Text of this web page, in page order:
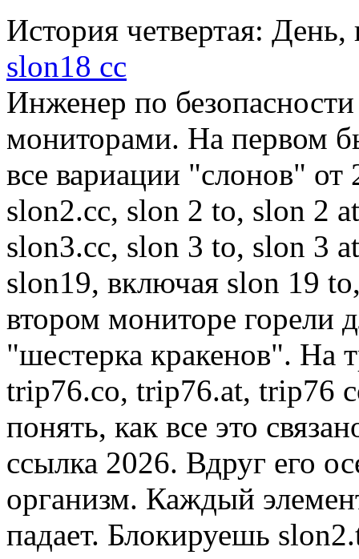
История четвертая: День,
slon18 cc
Инженер по
мониторами. На первом
все вариации "слонов"
slon2.cc, slon 2 to, slon 2
slon3.cc, slon 3 to, slon 3
slon19, включая slon 19
втором мониторе горели
"шестерка кракенов". На
trip76.co, trip76.at, trip76
понять, как все это
ссылка 2026. Вдруг его
организм. Каждый
падает. Блокируешь